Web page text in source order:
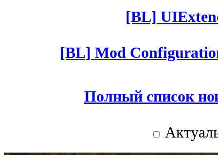
[BL]
[BL] Mod
Полный список